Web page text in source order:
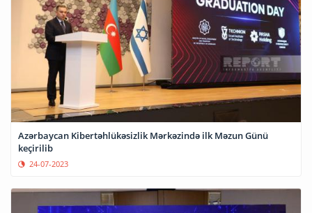
Azərbaycan Kibertəhlükəsizlik Mərkəzində ilk Məzun Günü
keçirilib
24-07-2023